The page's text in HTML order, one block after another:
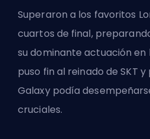
Superaron a los favoritos
cuartos de final,
su dominante actuación en
puso fin al reinado de SKT
Galaxy podía
cruciales.